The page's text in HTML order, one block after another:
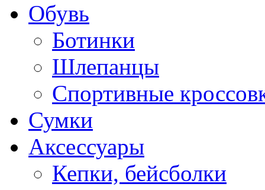
Обувь
Ботинки
Шлепанцы
Спортивные
Сумки
Аксессуары
Кепки, бейсболки